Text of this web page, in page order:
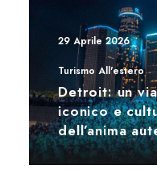
29 Aprile 2026
Turismo All'estero
Detroit: un
iconico e
dell’anima